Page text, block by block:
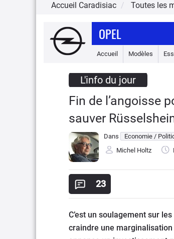
Accueil Caradisiac Toutes les
OPEL
Accueil Modèles
L'info du jour
Fin de l’angoisse
sauver
Dans Economie /
Michel Holtz
23
C’est un soulagement sur
craindre une marginalisation